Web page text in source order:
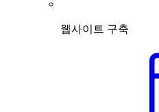
웹사이트 구축